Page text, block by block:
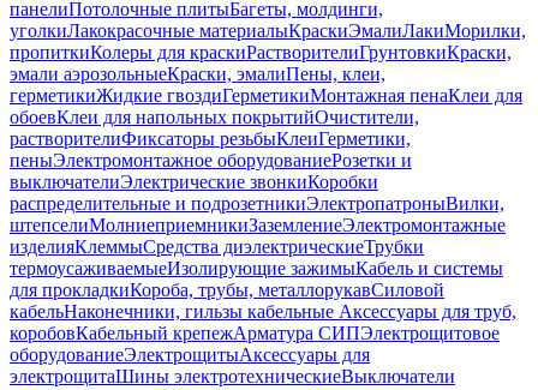
панелиПотолочные плитыБагеты, молдинги,
уголкиЛакокрасочные материалыКраскиЭмалиЛакиМорилки,
пропиткиКолеры для краскиРастворителиГрунтовкиКраски,
эмали аэрозольныеКраски, эмалиПены, клеи,
герметикиЖидкие гвоздиГерметикиМонтажная пенаКлеи для
обоевКлеи для напольных покрытийОчистители,
растворителиФиксаторы резьбыКлеиГерметики,
пеныЭлектромонтажное оборудованиеРозетки и
выключателиЭлектрические звонкиКоробки
распределительные и подрозетникиЭлектропатроныВилки,
штепселиМолниеприемникиЗаземлениеЭлектромонтажные
изделияКлеммыСредства диэлектрическиеТрубки
термоусаживаемыеИзолирующие зажимыКабель и системы
для прокладкиКороба, трубы, металлорукавСиловой
кабельНаконечники, гильзы кабельные Аксессуары для труб,
коробовКабельный крепежАрматура СИПЭлектрощитовое
оборудованиеЭлектрощитыАксессуары для
электрощитаШины электротехническиеВыключатели